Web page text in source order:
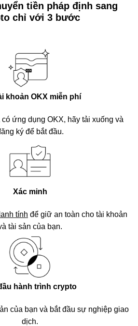
tiền pháp định sang
chỉ với 3 bước
khoản OKX miễn phí
ứng dụng OKX, hãy tải xuống và
ký để bắt đầu.
Xác minh
tính để giữ an toàn cho tài khoản
tài sản của bạn.
hành trình crypto
của bạn và bắt đầu sự nghiệp giao
dịch.